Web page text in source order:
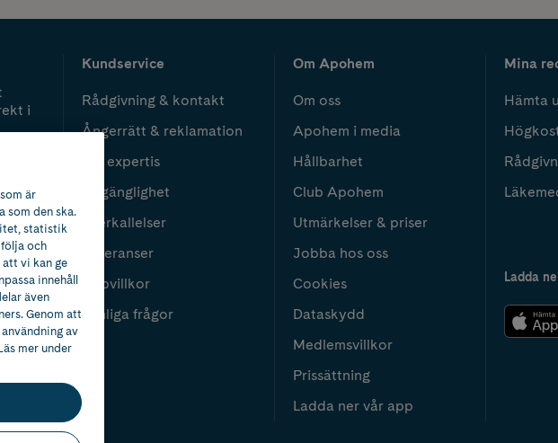
i
Kundservice
Rådgivning & kontakt
Ångerrätt & reklamation
Vår expertis
Tillgänglighet
Återkallelser
Leveranser
Köpvillkor
Vanliga frågor
Om Apohem
Om oss
Apohem i media
Hållbarhet
Club Apohem
Utmärkelser & priser
Jobba hos oss
Cookies
Dataskydd
Medlemsvillkor
Prissättning
Ladda ner vår app
Mina
Hämta
Ladda
är
som den ska.
statistik
och
att vi kan ge
innehåll
även
Genom att
av
mer under